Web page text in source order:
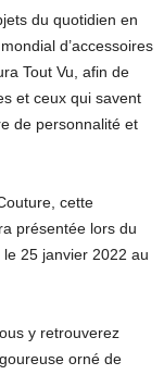
du quotidien en
d’accessoires
Tout Vu, afin de
et ceux qui savent
de personnalité et
cette
présentée lors du
25 janvier 2022 au
y retrouverez
orné de